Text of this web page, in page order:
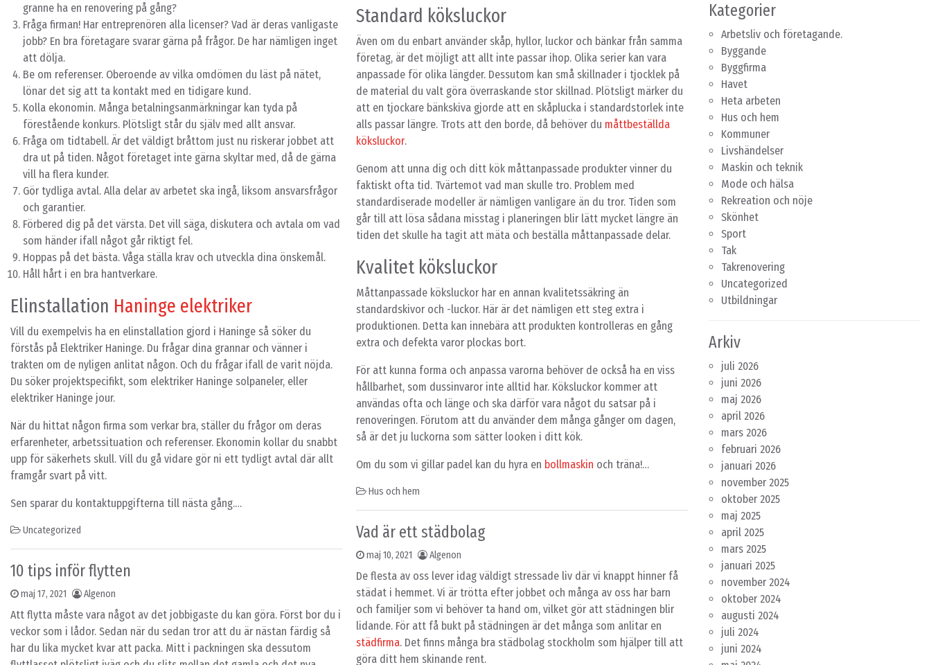
granne ha en renovering på gång?
Fråga firman! Har entreprenören alla licenser? Vad är deras vanligaste
jobb? En bra företagare svarar gärna på frågor. De har nämligen inget
att dölja.
Be om referenser. Oberoende av vilka omdömen du läst på nätet,
lönar det sig att ta kontakt med en tidigare kund.
Kolla ekonomin. Många betalningsanmärkningar kan tyda på
förestående konkurs. Plötsligt står du själv med allt ansvar.
Fråga om tidtabell. Är det väldigt bråttom just nu riskerar jobbet att
dra ut på tiden. Något företaget inte gärna skyltar med, då de gärna
vill ha flera kunder.
Gör tydliga avtal. Alla delar av arbetet ska ingå, liksom ansvarsfrågor
och garantier.
Förbered dig på det värsta. Det vill säga, diskutera och avtala om vad
som händer ifall något går riktigt fel.
Hoppas på det bästa. Våga ställa krav och utveckla dina önskemål.
Håll hårt i en bra hantverkare.
Elinstallation Haninge elektriker
Vill du exempelvis ha en elinstallation gjord i Haninge så söker du
förstås på Elektriker Haninge. Du frågar dina grannar och vänner i
trakten om de nyligen anlitat någon. Och du frågar ifall de varit nöjda.
Du söker projektspecifikt, som elektriker Haninge solpaneler, eller
elektriker Haninge jour.
När du hittat någon firma som verkar bra, ställer du frågor om deras
erfarenheter, arbetssituation och referenser. Ekonomin kollar du snabbt
upp för säkerhets skull. Vill du gå vidare gör ni ett tydligt avtal där allt
framgår svart på vitt.
Sen sparar du kontaktuppgifterna till nästa gång.…
Uncategorized
10 tips inför flytten
maj 17, 2021 Algenon
Att flytta måste vara något av det jobbigaste du kan göra. Först bor du i
veckor som i lådor. Sedan när du sedan tror att du är nästan färdig så
har du lika mycket kvar att packa. Mitt i packningen ska dessutom
Standard köksluckor
Även om du enbart använder skåp, hyllor, luckor och bänkar från samma
företag, är det möjligt att allt inte passar ihop. Olika serier kan vara
anpassade för olika längder. Dessutom kan små skillnader i tjocklek på
de material du valt göra överraskande stor skillnad. Plötsligt märker du
att en tjockare bänkskiva gjorde att en skåplucka i standardstorlek inte
alls passar längre. Trots att den borde, då behöver du måttbeställda
köksluckor.
Genom att unna dig och ditt kök måttanpassade produkter vinner du
faktiskt ofta tid. Tvärtemot vad man skulle tro. Problem med
standardiserade modeller är nämligen vanligare än du tror. Tiden som
går till att lösa sådana misstag i planeringen blir lätt mycket längre än
tiden det skulle ha tagit att mäta och beställa måttanpassade delar.
Kvalitet köksluckor
Måttanpassade köksluckor har en annan kvalitetssäkring än
standardskivor och -luckor. Här är det nämligen ett steg extra i
produktionen. Detta kan innebära att produkten kontrolleras en gång
extra och defekta varor plockas bort.
För att kunna forma och anpassa varorna behöver de också ha en viss
hållbarhet, som dussinvaror inte alltid har. Köksluckor kommer att
användas ofta och länge och ska därför vara något du satsar på i
renoveringen. Förutom att du använder dem många gånger om dagen,
så är det ju luckorna som sätter looken i ditt kök.
Om du som vi gillar padel kan du hyra en bollmaskin och träna!…
Hus och hem
Vad är ett städbolag
maj 10, 2021 Algenon
De flesta av oss lever idag väldigt stressade liv där vi knappt hinner få
städat i hemmet. Vi är trötta efter jobbet och många av oss har barn
och familjer som vi behöver ta hand om, vilket gör att städningen blir
lidande. För att få bukt på städningen är det många som anlitar en
städfirma. Det finns många bra städbolag stockholm som hjälper till att
göra ditt hem skinande rent.
Kategorier
Arbetsliv och företagande.
Byggande
Byggfirma
Havet
Heta arbeten
Hus och hem
Kommuner
Livshändelser
Maskin och teknik
Mode och hälsa
Rekreation och nöje
Skönhet
Sport
Tak
Takrenovering
Uncategorized
Utbildningar
Arkiv
juli 2026
juni 2026
maj 2026
april 2026
mars 2026
februari 2026
januari 2026
november 2025
oktober 2025
maj 2025
april 2025
mars 2025
januari 2025
november 2024
oktober 2024
augusti 2024
juli 2024
juni 2024